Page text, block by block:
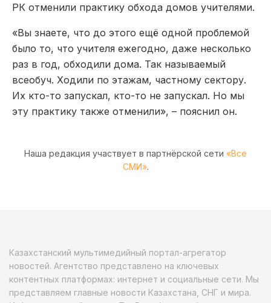
РК отменили практику обхода домов учителями.
«Вы знаете, что до этого ещё одной проблемой
было то, что учителя ежегодно, даже несколько
раз в год, обходили дома. Так называемый
всеобуч. Ходили по этажам, частному сектору.
Их кто-то запускал, кто-то не запускал. Но мы
эту практику также отменили», – пояснил он.
Наша редакция участвует в партнёрской сети «Все
СМИ».
Казахстанский мультимедийный портал-агрегатор
новостей. Агентство представлено на ключевых
контентных платформах: интернет и социальные сети. Мы
представляем главные новости Казахстана, СНГ и мира.